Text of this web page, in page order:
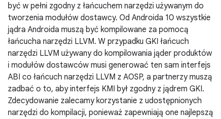
być w pełni zgodny z łańcuchem narzędzi używanym do
tworzenia modułów dostawcy. Od Androida 10 wszystkie
jądra Androida muszą być kompilowane za pomocą
łańcucha narzędzi LLVM. W przypadku GKI łańcuch
narzędzi LLVM używany do kompilowania jąder produktów
i modułów dostawców musi generować ten sam interfejs
ABI co łańcuch narzędzi LLVM z AOSP, a partnerzy muszą
zadbać o to, aby interfejs KMI był zgodny z jądrem GKI.
Zdecydowanie zalecamy korzystanie z udostępnionych
narzędzi do kompilacji, ponieważ zapewniają one najlepszą